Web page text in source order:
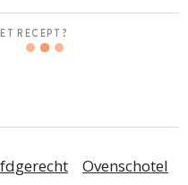
RECEPT?
Ovenschotel